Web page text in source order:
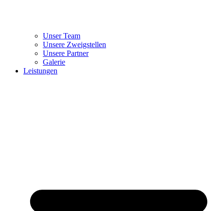
Unser Team
Unsere Zweigstellen
Unsere Partner
Galerie
Leistungen